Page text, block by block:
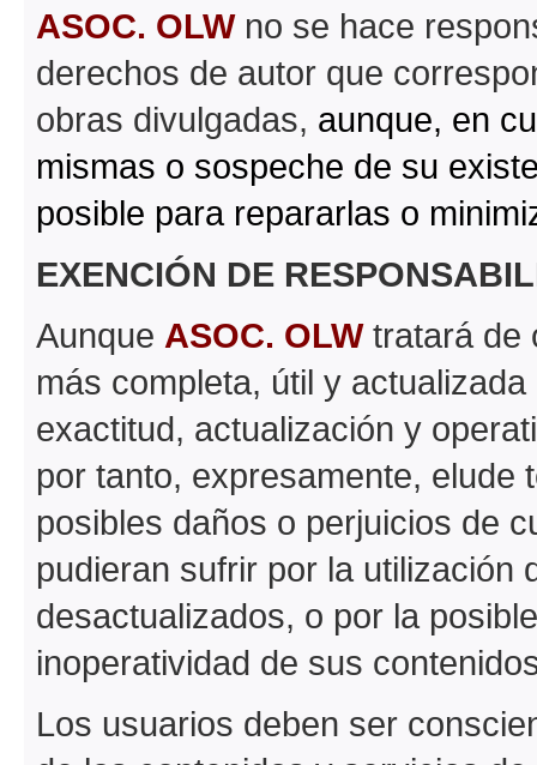
ASOC. OLW no se hace
derechos de autor que
obras divulgadas, aunque, en
mismas o sospeche de su
posible para repararlas o
EXENCIÓN DE
Aunque ASOC. OLWtratará de
más completa, útil y
exactitud, actualización y
por tanto, expresamente, elude
posibles daños o perjuicios de
pudieran sufrir por la utilización
desactualizados, o por la
inoperatividad de sus
Los usuarios deben ser